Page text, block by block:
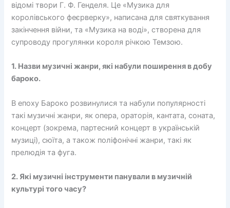
відомі твори Г. Ф. Генделя. Це «Музика для
королівського феєрверку», написана для святкування
закінчення війни, та «Музика на воді», створена для
супроводу прогулянки короля річкою Темзою.
1. Назви музичні жанри, які набули поширення в добу
бароко.
В епоху Бароко розвинулися та набули популярності
такі музичні жанри, як опера, ораторія, кантата, соната,
концерт (зокрема, партесний концерт в українській
музиці), сюїта, а також поліфонічні жанри, такі як
прелюдія та фуга.
2. Які музичні інструменти панували в музичній
культурі того часу?